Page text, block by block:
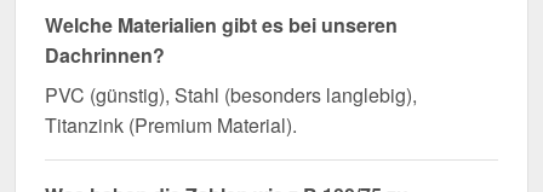
Welche Materialien gibt es bei unseren
Dachrinnen?
PVC (günstig), Stahl (besonders langlebig),
Titanzink (Premium Material).